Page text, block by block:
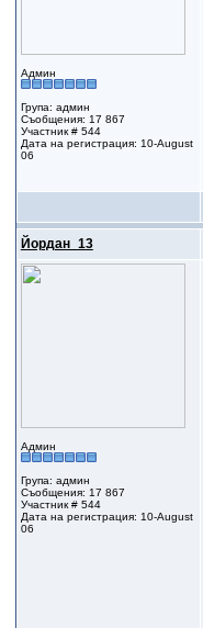
Админ
Група: админ
Съобщения: 17 867
Участник # 544
Дата на регистрация: 10-August
06
Йордан_13
Админ
Група: админ
Съобщения: 17 867
Участник # 544
Дата на регистрация: 10-August
06